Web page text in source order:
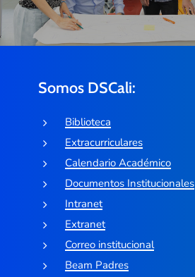
Somos DSCali:
Biblioteca
Extracurriculares
Calendario Académico
Documentos Institucionales
Intranet
Extranet
Correo institucional
Beam Padres